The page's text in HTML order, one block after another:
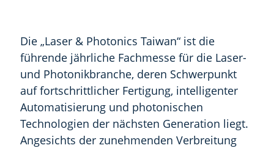
Die „Laser & Photonics Taiwan“ ist die
führende jährliche Fachmesse für die Laser-
und Photonikbranche, deren Schwerpunkt
auf fortschrittlicher Fertigung, intelligenter
Automatisierung und photonischen
Technologien der nächsten Generation liegt.
Angesichts der zunehmenden Verbreitung